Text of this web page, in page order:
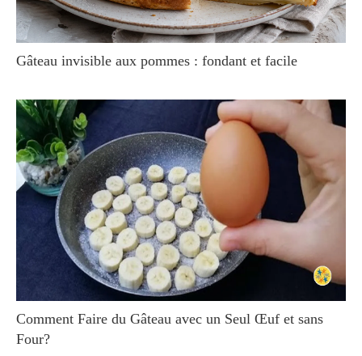
Gâteau invisible aux pommes : fondant et facile
Comment Faire du Gâteau avec un Seul Œuf et sans
Four?